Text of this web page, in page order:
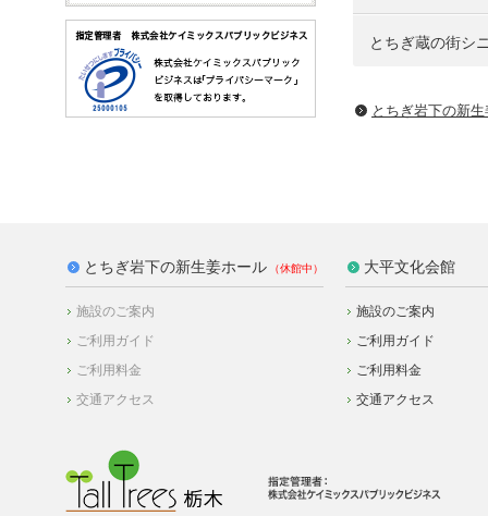
とちぎ蔵の街シ
とちぎ岩下の新
とちぎ岩下の新生姜ホール
施設のご案内
ご利用ガイド
ご利用料金
交通アクセス
大平文化会館
施設のご案内
ご利用ガイド
ご利用料金
交通アクセス